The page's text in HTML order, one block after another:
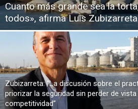
Cuanto más grande sea la
todos», afirma Luis
Zubizarreta: “La discusión sobre el
priorizar la seguridad sin perder de vista
competitividad”